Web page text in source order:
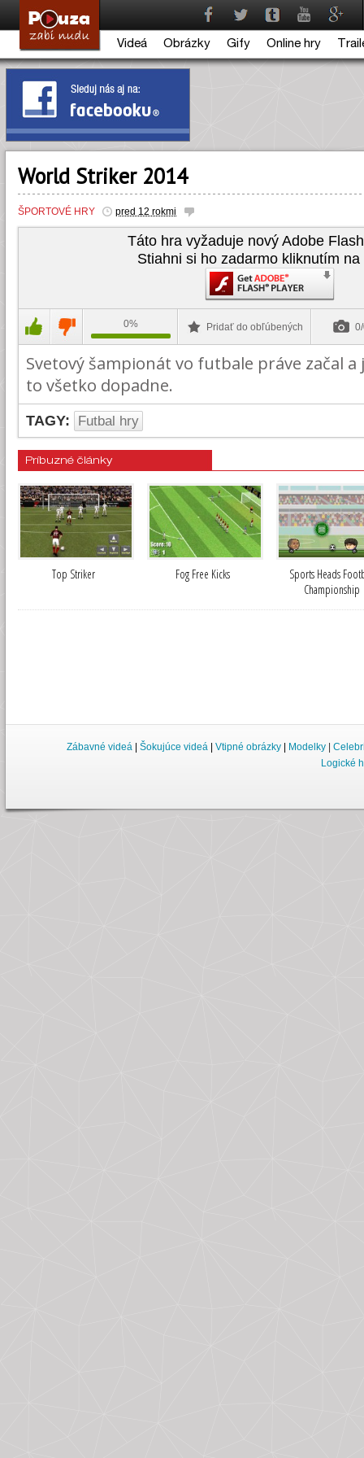
Videá Obrázky Gify Online hry
World Striker 2014
ŠPORTOVÉ HRY pred 12 rokmi
Táto hra vyžaduje nový Adobe
Stiahni si ho zadarmo kliknutím na
0% Pridať do obľúbených
Svetový šampionát vo futbale práve začal a
to všetko dopadne.
TAGY: Futbal hry
Príbuzné články
Top Striker Fog Free Kicks
Sports Heads
Championship
Zábavné videá | Šokujúce videá | Vtipné obrázky | Modelky |
Logické